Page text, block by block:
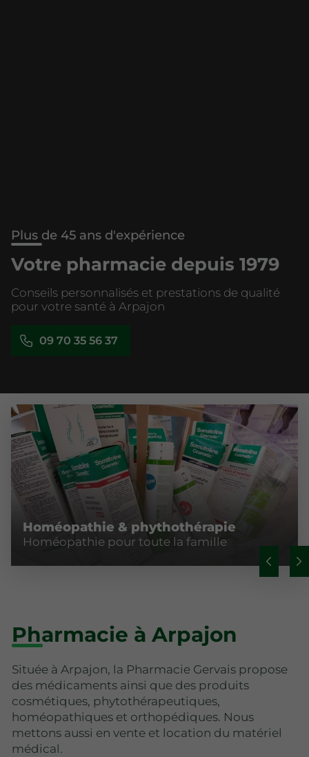
Plus de 45 ans d'expérience
Votre pharmacie depuis 1979
Conseils personnalisés et prestations de qualité
pour votre santé à Arpajon
09 70 35 56 37
Homéopathie & phythothérapie
Homéopathie pour toute la famille
Pharmacie à Arpajon
Située à Arpajon, la Pharmacie Gervais propose
des médicaments ainsi que des produits
cosmétiques, phytothérapeutiques,
homéopathiques et orthopédiques. Nous
mettons aussi en vente et location du matériel
médical.